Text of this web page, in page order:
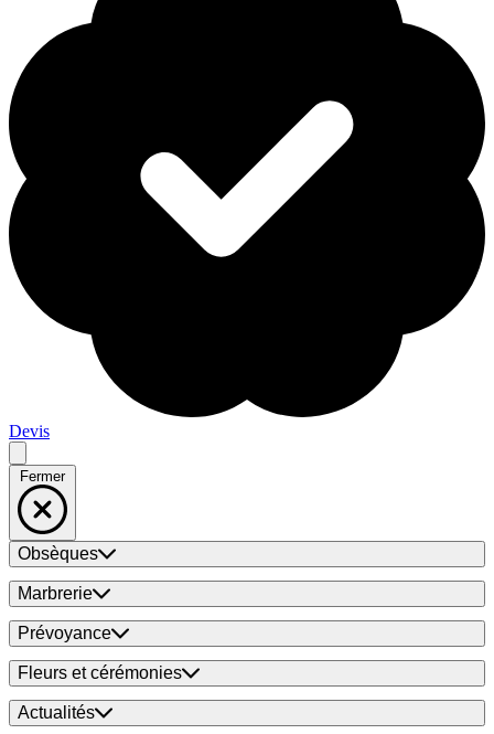
Devis
Fermer
Obsèques
Marbrerie
Prévoyance
Fleurs et cérémonies
Actualités